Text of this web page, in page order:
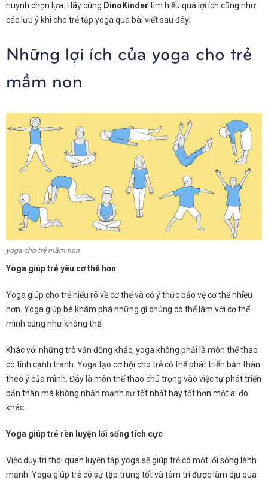
huynh chọn lựa. Hãy cùng DinoKinder tìm hiểu quá lợi ích cũng như
các lưu ý khi cho trẻ tập yoga qua bài viết sau đây!
Những lợi ích của yoga cho trẻ
mầm non
yoga cho trẻ mầm non
Yoga giúp trẻ yêu cơ thể hơn
Yoga giúp cho trẻ hiểu rõ về cơ thể và có ý thức bảo vệ cơ thể nhiều
hơn. Yoga giúp bé khám phá những gì chúng có thể làm với cơ thể
mình cũng như không thể.
Khác với những trò vận động khác, yoga không phải là môn thể thao
có tính cạnh tranh. Yoga tạo cơ hội cho trẻ có thể phát triển bản thân
theo ý của mình. Đây là môn thể thao chú trọng vào việc tự phát triển
bản thân mà không nhấn mạnh sự tốt nhất hay tốt hơn một ai đó
khác.
Yoga giúp trẻ rèn luyện lối sống tích cực
Việc duy trì thói quen luyện tập yoga sẽ giúp trẻ có một lối sống lành
mạnh. Yoga giúp trẻ có sự tập trung tốt và tâm trí được làm dịu qua